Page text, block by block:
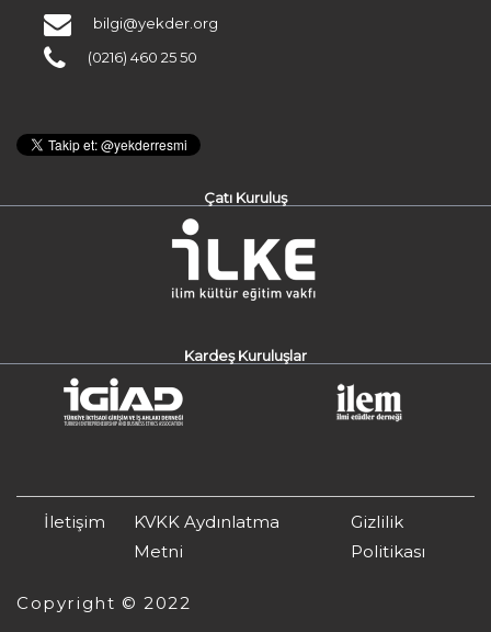
bilgi@yekder.org
(0216) 460 25 50
Çatı Kuruluş
Kardeş Kuruluşlar
Copyright © 2022
İletişim
KVKK Aydınlatma
Metni
Gizlilik
Politikası